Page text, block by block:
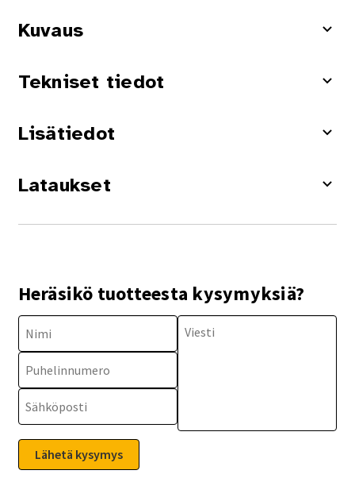
Kuvaus
Tekniset tiedot
Lisätiedot
Lataukset
Heräsikö tuotteesta kysymyksiä?